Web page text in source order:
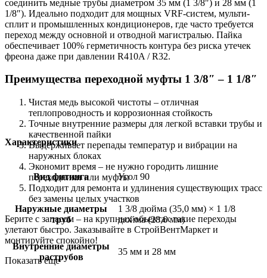
соединить медные трубы диаметром 35 мм (1 3/8″) и 28 мм (1
1/8″). Идеально подходит для мощных VRF-систем, мульти-
сплит и промышленных кондиционеров, где часто требуется
переход между основной и отводной магистралью. Пайка
обеспечивает 100% герметичность контура без риска утечек
фреона даже при давлении R410A / R32.
Преимущества переходной муфты 1 3/8″ – 1 1/8″
Чистая медь высокой чистоты – отличная
теплопроводность и коррозионная стойкость
Точные внутренние размеры для легкой вставки трубы и
качественной пайки
Выдерживает перепады температур и вибрации на
наружных блоках
Экономит время – не нужно городить лишние
переходники или муфты
Подходит для ремонта и удлинения существующих трасс
без замены целых участков
Берите с запасом – на крупных объектах такие переходы
улетают быстро. Заказывайте в СтройВентМаркет и
монтируйте спокойно!
Показать еще
Характеристики
Вид фитинга Угол 90
Наружные диаметры
труб
1 3/8 дюйма (35,0 мм) × 1 1/8
дюйма (28,6 мм)
Внутренние диаметры
раструбов
35 мм и 28 мм